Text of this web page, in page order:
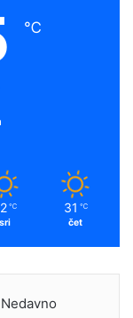
℃
℃
sri
31 ℃
čet
Nedavno